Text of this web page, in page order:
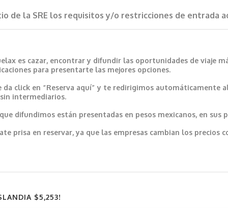
de la SRE los requisitos y/o restricciones de entrada
es cazar, encontrar y difundir las oportunidades de viaje
para presentarte las mejores opciones.
da click en “Reserva aquí” y te redirigimos automáticamente
intermediarios.
difundimos están presentadas en pesos mexicanos, en sus
prisa en reservar, ya que las empresas cambian los
$5,253!